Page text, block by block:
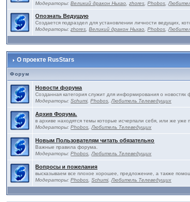
Модераторы:Великий дракон Ньхао ,zhores ,Phobos ,
Опознать Ведущую
Создается подраздел для установлении личности ведущих,
Модераторы:zhores ,Великий дракон Ньхао ,Phobos ,
О проекте RusStars
Форум
Новости форума
Созданная категория служит для информирования о
Модераторы:Schumi,Phobos ,Любитель Телеведущих
Архив Форума.
в архиве находятся темы которые исчерпали себя, или же
Модераторы:Phobos ,Любитель Телеведущих
Новым Пользователям читать обязательно
Важные правила форума.
Модераторы:Phobos ,Любитель Телеведущих
Вопросы и пожелания
высказываем все плохое хорошее, предложение, а также
Модераторы:Phobos ,Schumi,Любитель Телеведущих